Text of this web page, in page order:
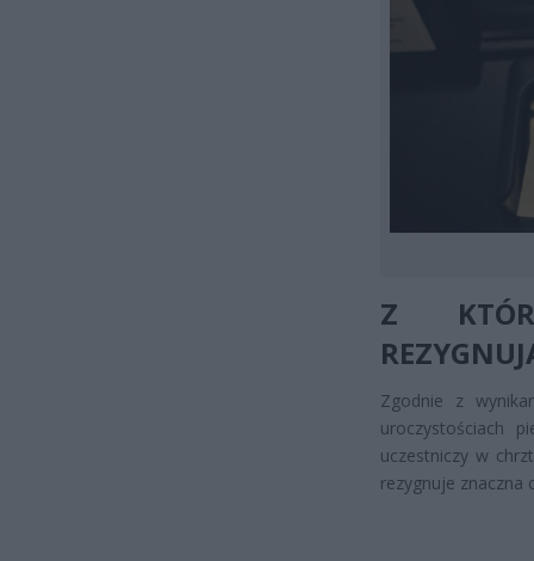
Z
Zgodnie z
uroczystościach
uczestniczy w
rezygnuje znaczna